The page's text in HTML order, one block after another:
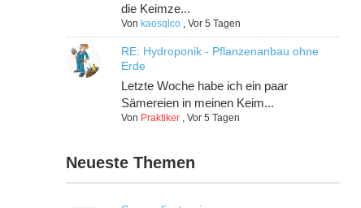
die Keimze...
Vonkaosqlco ,Vor 5 Tagen
RE: Hydroponik - Pflanzenanbau ohne
Erde
Letzte Woche habe ich ein paar
Sämereien in meinen Keim...
Von Praktiker ,Vor 5 Tagen
Neueste Themen